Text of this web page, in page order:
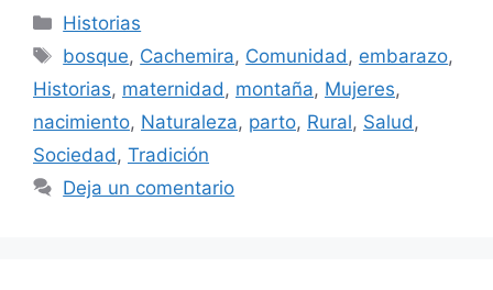
Categorías
Historias
Etiquetas
bosque, Cachemira, Comunidad , embarazo,
Historias, maternidad , montaña, Mujeres,
nacimiento, Naturaleza, parto, Rural, Salud ,
Sociedad , Tradición
Deja un comentario